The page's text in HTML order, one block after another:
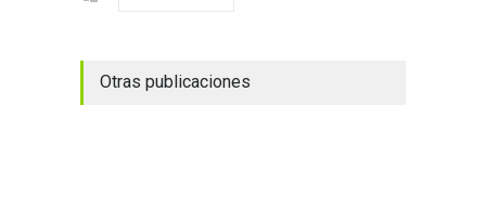
Otras publicaciones